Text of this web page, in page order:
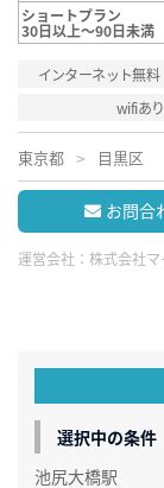
ショートプラン
30日以上～90日未満
インターネット無料
wifiあり
東京都 目黒区
お問合
運営会社： 株式会社マ
選択中の条件
池尻大橋駅